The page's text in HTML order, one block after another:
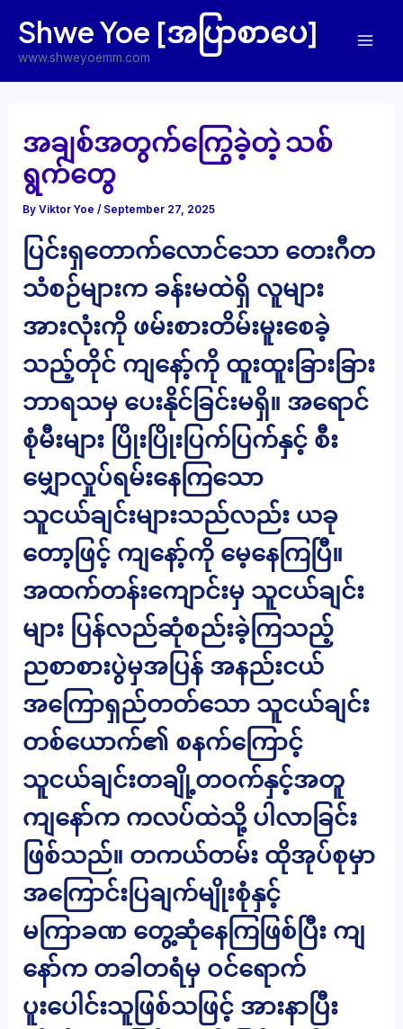
content
Shwe Yoe [အပြာစာပေ]
www.shweyoemm.com
အချစ်အတွက်ကြွေခဲ့တဲ့ သစ်
ရွက်တွေ
ByViktor Yoe/ September 27, 2025
ပြင်းရှတောက်လောင်သော တေးဂီတ
သံစဉ်များက ခန်းမထဲရှိ လူများ
အားလုံးကို ဖမ်းစားတိမ်းမူးစေခဲ့
သည့်တိုင် ကျနော့်ကို ထူးထူးခြားခြား
ဘာရသမှ ပေးနိုင်ခြင်းမရှိ။ အရောင်
စုံမီးများ ပြိုးပြိုးပြက်ပြက်နှင့် စီး
မျှောလှုပ်ရမ်းနေကြသော
သူငယ်ချင်းများသည်လည်း ယခု
တော့ဖြင့် ကျနော့်ကို မေ့နေကြပြီ။
အထက်တန်းကျောင်းမှ သူငယ်ချင်း
များ ပြန်လည်ဆုံစည်းခဲ့ကြသည့်
ညစာစားပွဲမှအပြန် အနည်းငယ်
အကြောရှည်တတ်သော သူငယ်ချင်း
တစ်ယောက်၏ စနက်ကြောင့်
သူငယ်ချင်းတချို့တဝက်နှင့်အတူ
ကျနော်က ကလပ်ထဲသို့ ပါလာခြင်း
ဖြစ်သည်။ တကယ်တမ်း ထိုအုပ်စုမှာ
အကြောင်းပြချက်မျိုးစုံနှင့်
မကြာခဏ တွေ့ဆုံနေကြဖြစ်ပြီး ကျ
နော်က တခါတရံမှ ဝင်ရောက်
ပူးပေါင်းသူဖြစ်သဖြင့် အားနာပြီး